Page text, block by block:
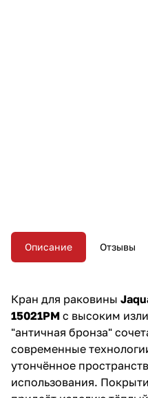
Описание Отзывы
Кран для раковины
15021PM с высоким
"античная бронза"
современные
утончённое
использования.